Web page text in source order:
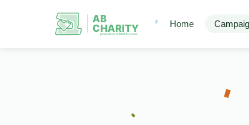
AB
CHARITY
powerd by ahblicklive.com
Home